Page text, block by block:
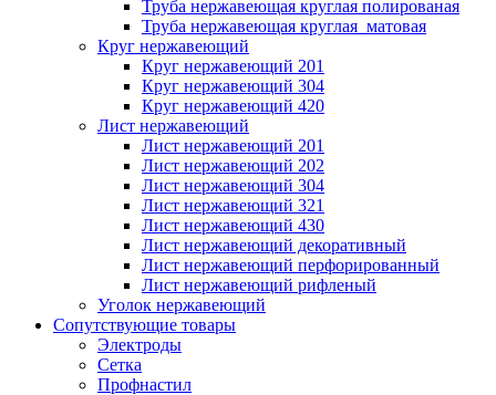
Труба нержавеющая круглая полированая
Труба нержавеющая круглая матовая
Круг нержавеющий
Круг нержавеющий 201
Круг нержавеющий 304
Круг нержавеющий 420
Лист нержавеющий
Лист нержавеющий 201
Лист нержавеющий 202
Лист нержавеющий 304
Лист нержавеющий 321
Лист нержавеющий 430
Лист нержавеющий декоративный
Лист нержавеющий перфорированный
Лист нержавеющий рифленый
Уголок нержавеющий
Cопутствующие товары
Электроды
Сетка
Профнастил